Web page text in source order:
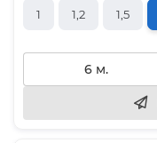
1 1,2 1,5